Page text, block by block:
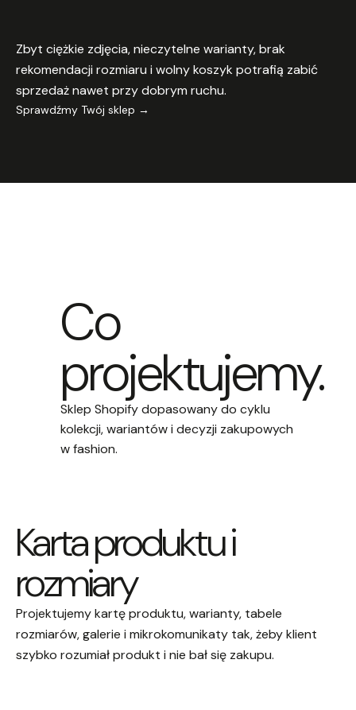
Zbyt ciężkie zdjęcia, nieczytelne warianty, brak
rekomendacji rozmiaru i wolny koszyk potrafią zabić
sprzedaż nawet przy dobrym ruchu.
Sprawdźmy Twój sklep →
Co
projektujemy.
Sklep Shopify dopasowany do cyklu
kolekcji, wariantów i decyzji zakupowych
w fashion.
Karta produktu i
rozmiary
Projektujemy kartę produktu, warianty, tabele
rozmiarów, galerie i mikrokomunikaty tak, żeby klient
szybko rozumiał produkt i nie bał się zakupu.